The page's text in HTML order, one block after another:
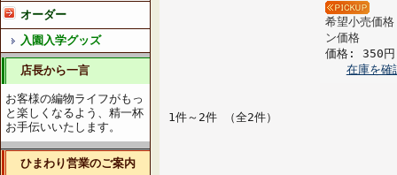
オーダー
入園入学グッズ
店長から一言
お客様の編物ライフがもっ
と楽しくなるよう、精一杯
お手伝いいたします。
ひまわり営業のご案内
希望小売価
ン価格
価格: 350
在庫を確
1件～2件 （全2件）